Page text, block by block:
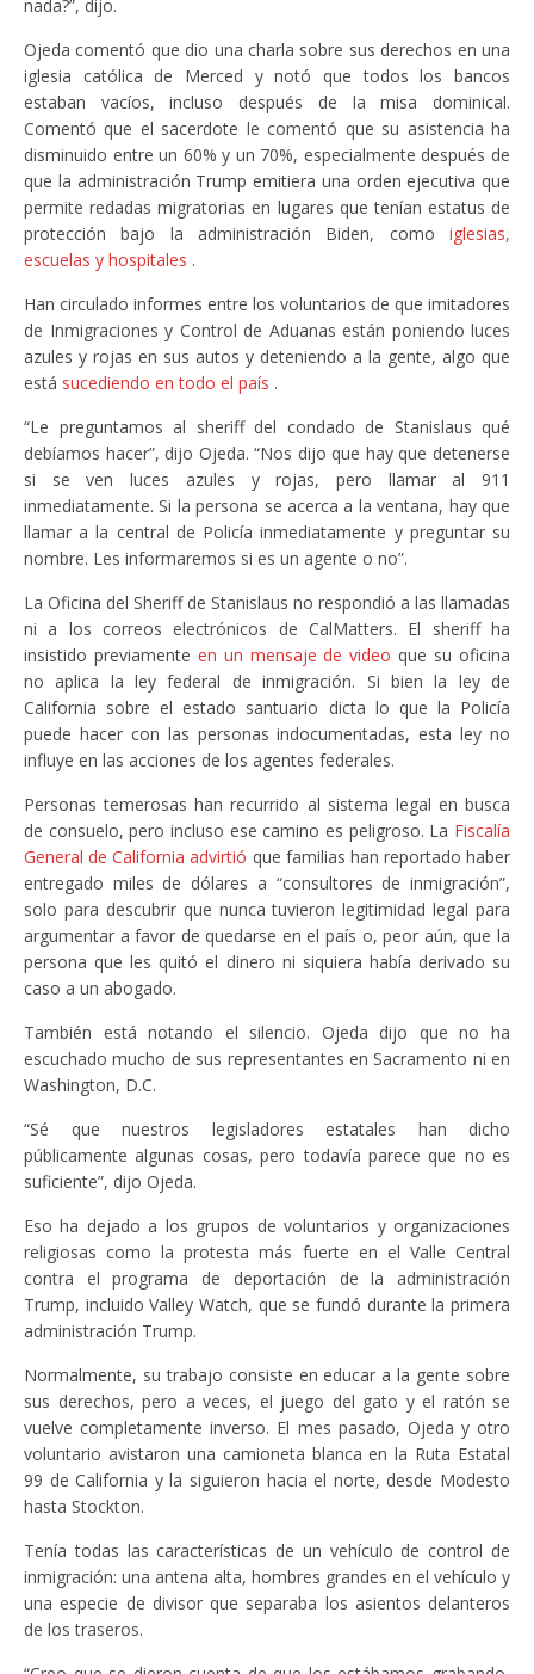
nada?”, dijo.
Ojeda comentó que dio una charla sobre sus derechos en una
iglesia católica de Merced y notó que todos los bancos
estaban vacíos, incluso después de la misa dominical.
Comentó que el sacerdote le comentó que su asistencia ha
disminuido entre un 60% y un 70%, especialmente después de
que la administración Trump emitiera una orden ejecutiva que
permite redadas migratorias en lugares que tenían estatus de
protección bajo la administración Biden, como iglesias,
escuelas y hospitales .
Han circulado informes entre los voluntarios de que imitadores
de Inmigraciones y Control de Aduanas están poniendo luces
azules y rojas en sus autos y deteniendo a la gente, algo que
está sucediendo en todo el país .
“Le preguntamos al sheriff del condado de Stanislaus qué
debíamos hacer”, dijo Ojeda. “Nos dijo que hay que detenerse
si se ven luces azules y rojas, pero llamar al 911
inmediatamente. Si la persona se acerca a la ventana, hay que
llamar a la central de Policía inmediatamente y preguntar su
nombre. Les informaremos si es un agente o no”.
La Oficina del Sheriff de Stanislaus no respondió a las llamadas
ni a los correos electrónicos de CalMatters. El sheriff ha
insistido previamente en un mensaje de video que su oficina
no aplica la ley federal de inmigración. Si bien la ley de
California sobre el estado santuario dicta lo que la Policía
puede hacer con las personas indocumentadas, esta ley no
influye en las acciones de los agentes federales.
Personas temerosas han recurrido al sistema legal en busca
de consuelo, pero incluso ese camino es peligroso. La Fiscalía
General de California advirtió que familias han reportado haber
entregado miles de dólares a “consultores de inmigración”,
solo para descubrir que nunca tuvieron legitimidad legal para
argumentar a favor de quedarse en el país o, peor aún, que la
persona que les quitó el dinero ni siquiera había derivado su
caso a un abogado.
También está notando el silencio. Ojeda dijo que no ha
escuchado mucho de sus representantes en Sacramento ni en
Washington, D.C.
“Sé que nuestros legisladores estatales han dicho
públicamente algunas cosas, pero todavía parece que no es
suficiente”, dijo Ojeda.
Eso ha dejado a los grupos de voluntarios y organizaciones
religiosas como la protesta más fuerte en el Valle Central
contra el programa de deportación de la administración
Trump, incluido Valley Watch, que se fundó durante la primera
administración Trump.
Normalmente, su trabajo consiste en educar a la gente sobre
sus derechos, pero a veces, el juego del gato y el ratón se
vuelve completamente inverso. El mes pasado, Ojeda y otro
voluntario avistaron una camioneta blanca en la Ruta Estatal
99 de California y la siguieron hacia el norte, desde Modesto
hasta Stockton.
Tenía todas las características de un vehículo de control de
inmigración: una antena alta, hombres grandes en el vehículo y
una especie de divisor que separaba los asientos delanteros
de los traseros.